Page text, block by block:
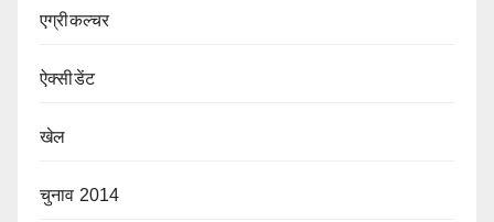
एग्रीकल्चर
ऐक्सीडेंट
खेल
चुनाव 2014